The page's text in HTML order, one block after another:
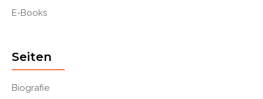
E-Books
Seiten
Biografie